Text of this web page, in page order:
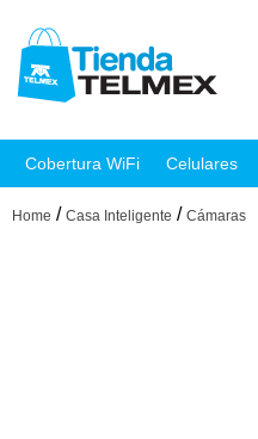
Cobertura WiFi Celulares
Home / Casa Inteligente / Cámaras